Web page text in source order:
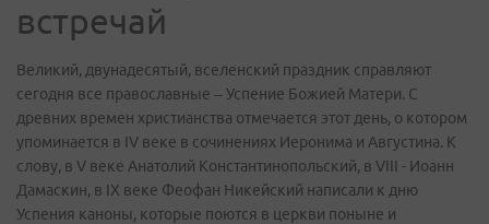
встречай
Великий, двунадесятый, вселенский праздник справляют
сегодня все православные – Успение Божией Матери. С
древних времен христианства отмечается этот день, о котором
упоминается в IV веке в сочинениях Иеронима и Августина. К
слову, в V веке Анатолий Константинопольский, в VIII - Иоанн
Дамаскин, в IX веке Феофан Никейский написали к дню
Успения каноны, которые поются в церкви поныне и